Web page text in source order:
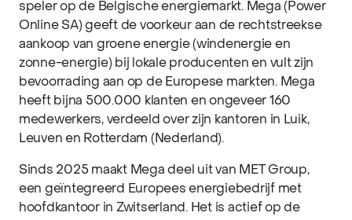
speler op de Belgische energiemarkt. Mega (Power
Online SA) geeft de voorkeur aan de rechtstreekse
aankoop van groene energie (windenergie en
zonne-energie) bij lokale producenten en vult zijn
bevoorrading aan op de Europese markten. Mega
heeft bijna 500.000 klanten en ongeveer 160
medewerkers, verdeeld over zijn kantoren in Luik,
Leuven en Rotterdam (Nederland).
Sinds 2025 maakt Mega deel uit van MET Group,
een geïntegreerd Europees energiebedrijf met
hoofdkantoor in Zwitserland. Het is actief op de